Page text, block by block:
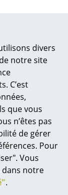
divers
notre site
C’est
que vous
n’êtes pas
de gérer
Pour
Vous
notre
.
Furniture
System
(Set de 5),
foncé
34.63
livraison sous